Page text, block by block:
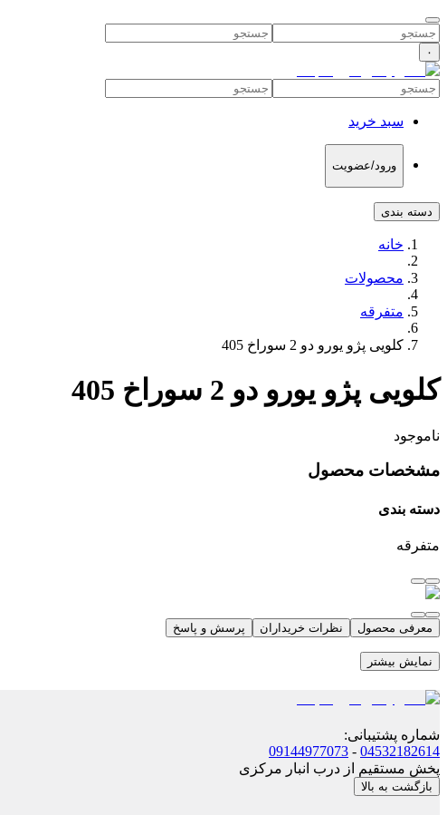
۰
سبد خرید
ورود/عضویت
دسته بندی
خانه
محصولات
متفرقه
کلویی پژو یورو دو 2 سوراخ 405
کلویی پژو یورو دو 2 سوراخ 405
ناموجود
مشخصات محصول
دسته بندی
متفرقه
معرفی محصول نظرات خریداران پرسش و پاسخ
نمایش بیشتر
شماره پشتیبانی:
04532182614
-
09144977073
پخش مستقیم از درب انبار مرکزی
بازگشت به بالا